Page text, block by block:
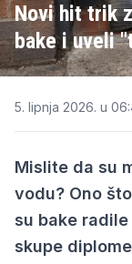
Novi hit trik
bake i uveli
5. lipnja 2026. u
Mislite da su
vodu? Ono
su bake
skupe